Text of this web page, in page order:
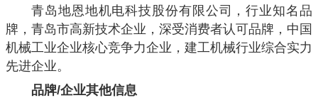
青岛地恩地机电科技股份有限公司，行业知名品
牌，青岛市高新技术企业，深受消费者认可品牌，中国
机械工业企业核心竞争力企业，建工机械行业综合实力
先进企业。
品牌/企业其他信息